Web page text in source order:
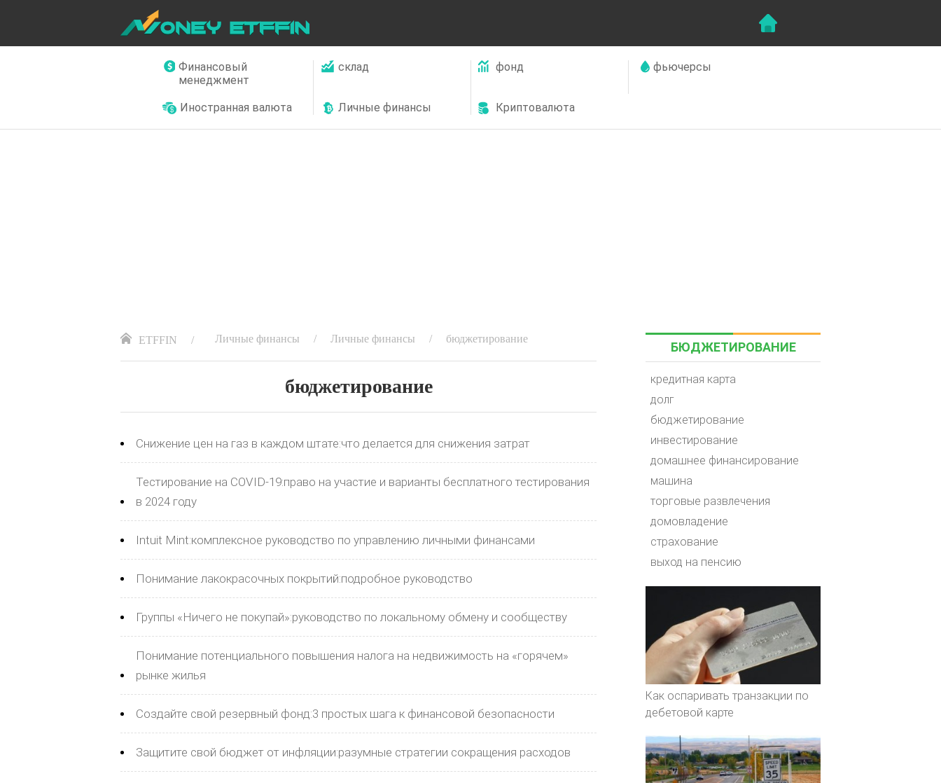
Финансовый
менеджмент
склад фонд фьючерсы
Иностранная валюта Личные финансы Криптовалюта
ETFFIN Личные финансы Личные финансы бюджетирование
бюджетирование
Снижение цен на газ в каждом штате:что делается для снижения затрат
Тестирование на COVID-19:право на участие и варианты бесплатного тестирования
в 2024 году
Intuit Mint:комплексное руководство по управлению личными финансами
Понимание лакокрасочных покрытий:подробное руководство
Группы «Ничего не покупай»:руководство по локальному обмену и сообществу
Понимание потенциального повышения налога на недвижимость на «горячем»
рынке жилья
Создайте свой резервный фонд:3 простых шага к финансовой безопасности
Защитите свой бюджет от инфляции:разумные стратегии сокращения расходов
БЮДЖЕТИРОВАНИЕ
кредитная карта
долг
бюджетирование
инвестирование
домашнее финансирование
машина
торговые развлечения
домовладение
страхование
выход на пенсию
Как оспаривать транзакции по
дебетовой карте